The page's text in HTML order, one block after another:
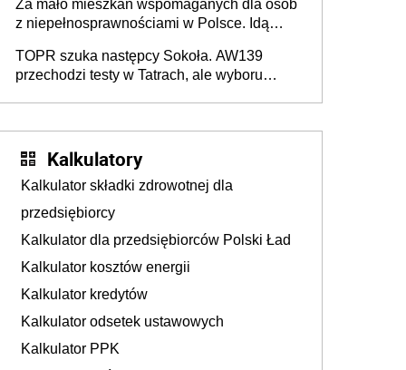
Za mało mieszkań wspomaganych dla osób
z niepełnosprawnościami w Polsce. Idą
TOPR szuka następcy Sokoła. AW139
przechodzi testy w Tatrach, ale wyboru
Kalkulatory
Kalkulator składki zdrowotnej dla
przedsiębiorcy
Kalkulator dla przedsiębiorców Polski Ład
Kalkulator kosztów energii
Kalkulator kredytów
Kalkulator odsetek ustawowych
Kalkulator PPK